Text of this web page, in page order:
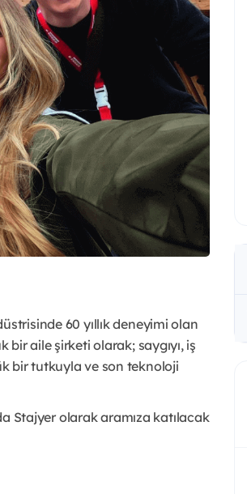
60 yıllık deneyimi olan
bir aile şirketi olarak; saygıyı, iş
bir tutkuyla ve son teknoloji
Stajyer olarak aramıza katılacak